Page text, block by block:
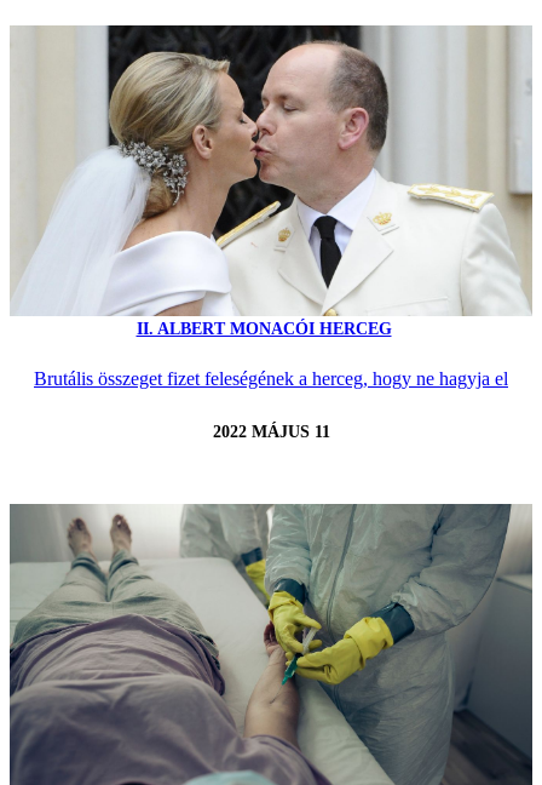
II. ALBERT MONACÓI HERCEG
Brutális összeget fizet feleségének a herceg, hogy ne hagyja el
2022 MÁJUS 11